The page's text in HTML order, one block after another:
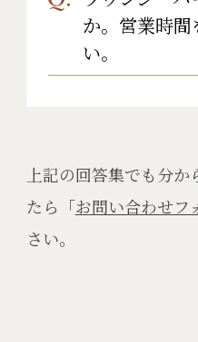
TEL：0279-
Tel:0279-64-
E-
お気軽にお申
か。営業時間
い。
上記の回答集でも分
たら「お問い合わせフ
さい。